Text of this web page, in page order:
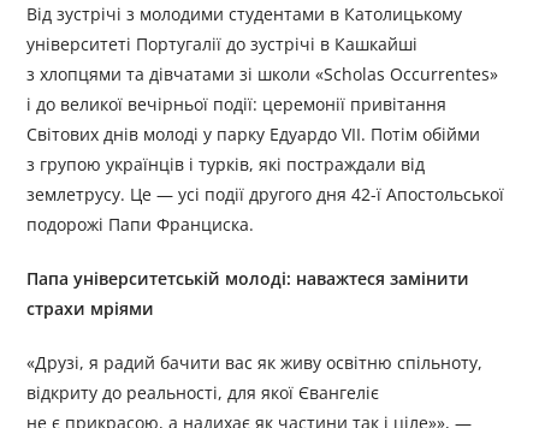
Від зустрічі з молодими студентами в Католицькому
університеті Португалії до зустрічі в Кашкайші
з хлопцями та дівчатами зі школи «Scholas Occurrentes»
і до великої вечірньої події: церемонії привітання
Світових днів молоді у парку Едуардо VII. Потім обійми
з групою українців і турків, які постраждали від
землетрусу. Це — усі події другого дня 42-ї Апостольської
подорожі Папи Франциска.
Папа університетській молоді: наважтеся замінити
страхи мріями
«Друзі, я радий бачити вас як живу освітню спільноту,
відкриту до реальності, для якої Євангеліє
не є прикрасою, а надихає як частини так і ціле»», —